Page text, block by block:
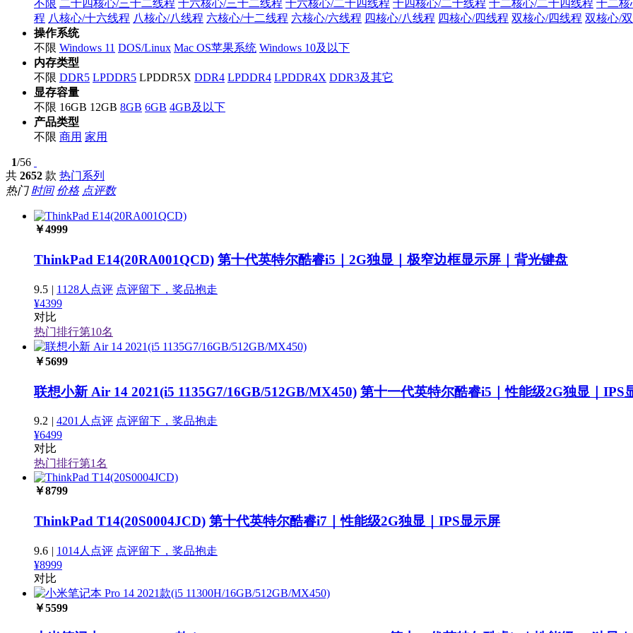
不限 二十四核心/三十二线程 十六核心/三十二线程 十六核心/二十四线程 十四核心/二十线程 十二核心/二十四线程 十二核
程 八核心/十六线程 八核心/八线程 六核心/十二线程 六核心/六线程 四核心/八线程 四核心/四线程 双核心/四线程 双核心/
操作系统
不限 Windows 11 DOS/Linux Mac OS苹果系统 Windows 10及以下
内存类型
不限 DDR5 LPDDR5 LPDDR5X DDR4 LPDDR4 LPDDR4X DDR3及其它
显存容量
不限 16GB 12GB 8GB 6GB 4GB及以下
产品类型
不限 商用 家用
1/56
共 2652 款 热门系列
热门 时间 价格 点评数
￥4999
ThinkPad E14(20RA001QCD) 第十代英特尔酷睿i5｜2G独显｜极窄边框显示屏｜背光键盘
9.5 | 1128人点评 点评留下，奖品抱走
¥4399
对比
热门排行第10名
￥5699
联想小新 Air 14 2021(i5 1135G7/16GB/512GB/MX450) 第十一代英特尔酷睿i5｜性能级2G独显｜IPS
9.2 | 4201人点评 点评留下，奖品抱走
¥6499
对比
热门排行第1名
￥8799
ThinkPad T14(20S0004JCD) 第十代英特尔酷睿i7｜性能级2G独显｜IPS显示屏
9.6 | 1014人点评 点评留下，奖品抱走
¥8999
对比
￥5599